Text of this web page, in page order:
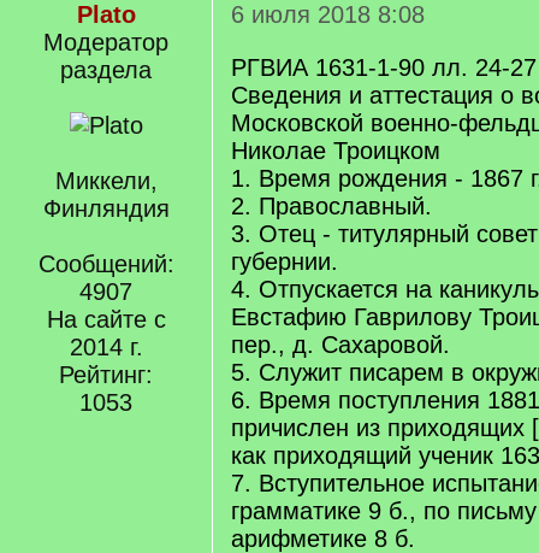
Plato
Модератор
раздела
Миккели,
Финляндия
Сообщений:
4907
На сайте с
2014 г.
Рейтинг:
1053
6 июля 2018 8:08
РГВИА 1631-1-90 лл. 24-27
Сведения и аттестация о
Московской военно-
Николае Троицком
1. Время рождения - 1867
2. Православный.
3. Отец - титулярный
губернии.
4. Отпускается на
Евстафию Гаврилову
пер., д. Сахаровой.
5. Служит писарем в
6. Время поступления
причислен из приходящих
как приходящий ученик
7. Вступительное
грамматике 9 б., по
арифметике 8 б.